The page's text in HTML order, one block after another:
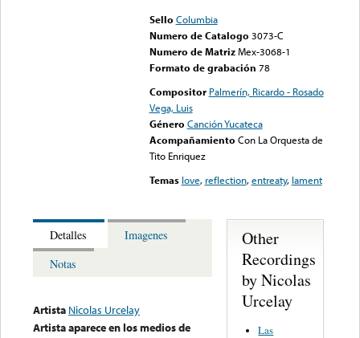
Sello Columbia
Numero de Catalogo 3073-C
Numero de Matriz Mex-3068-1
Formato de grabación 78
Compositor Palmerín, Ricardo - Rosado
Vega, Luis
Género Canción Yucateca
Acompañamiento Con La Orquesta de
Tito Enriquez
Temas love, reflection,entreaty, lament
Detalles
Imagenes
Notas
Artista Nicolas Urcelay
Artista aparece en los medios de
Other
Recordings
by Nicolas
Urcelay
Las